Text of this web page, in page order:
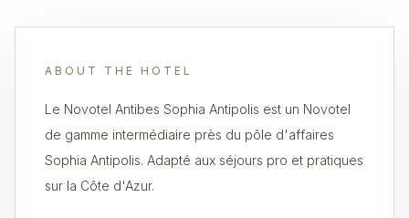
ABOUT THE HOTEL
Le Novotel Antibes Sophia Antipolis est un Novotel
de gamme intermédiaire près du pôle d'affaires
Sophia Antipolis. Adapté aux séjours pro et pratiques
sur la Côte d'Azur.